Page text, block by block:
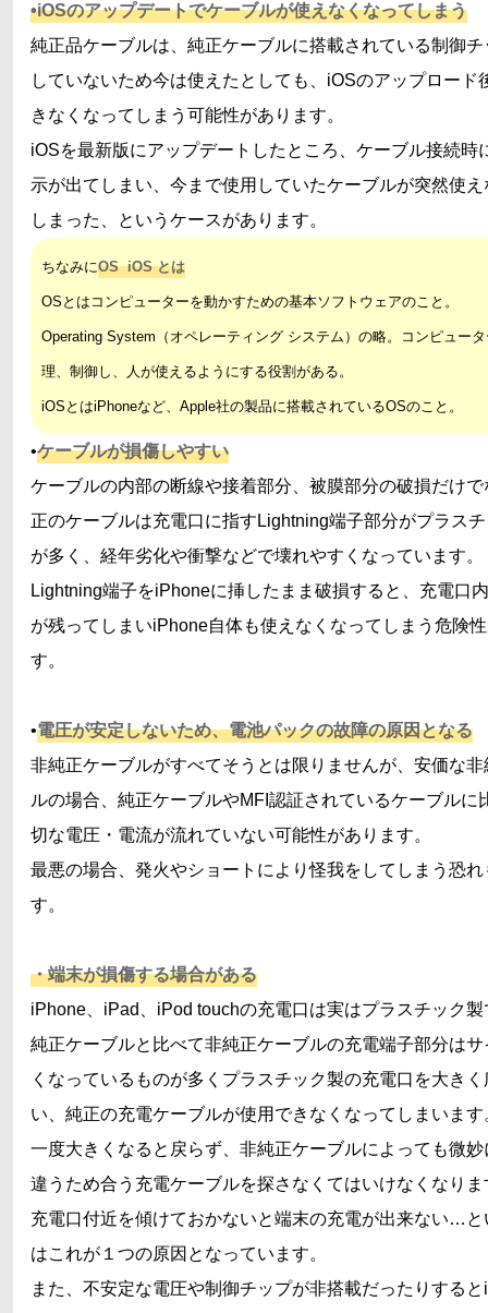
•iOSのアップデートでケーブルが使えなくなってしまう
純正品ケーブルは、純正ケーブルに搭載されている制御
していないため今は使えたとしても、iOSのアップロード
きなくなってしまう可能性があります。
iOSを最新版にアップデートしたところ、ケーブル接続時
示が出てしまい、今まで使用していたケーブルが突然使
しまった、というケースがあります。
ちなみにOS iOS とは
OSとはコンピューターを動かすための基本ソフトウェアのこと。
Operating System（オペレーティング システム）の略。コンピュー
理、制御し、人が使えるようにする役割がある。
iOSとはiPhoneなど、Apple社の製品に搭載されているOSのこと。
•ケーブルが損傷しやすい
ケーブルの内部の断線や接着部分、被膜部分の破損だけ
正のケーブルは充電口に指すLightning端子部分がプラス
が多く、経年劣化や衝撃などで壊れやすくなっています。
Lightning端子をiPhoneに挿したまま破損すると、充電口
が残ってしまいiPhone自体も使えなくなってしまう危険
す。
•電圧が安定しないため、電池パックの故障の原因となる
非純正ケーブルがすべてそうとは限りませんが、安価な
ルの場合、純正ケーブルやMFI認証されているケーブルに
切な電圧・電流が流れていない可能性があります。
最悪の場合、発火やショートにより怪我をしてしまう恐れ
す。
・端末が損傷する場合がある
iPhone、iPad、iPod touchの充電口は実はプラスチック製
純正ケーブルと比べて非純正ケーブルの充電端子部分は
くなっているものが多くプラスチック製の充電口を大き
い、純正の充電ケーブルが使用できなくなってしまいます
一度大きくなると戻らず、非純正ケーブルによっても微
違うため合う充電ケーブルを探さなくてはいけなくなりま
充電口付近を傾けておかないと端末の充電が出来ない…と
はこれが１つの原因となっています。
また、不安定な電圧や制御チップが非搭載だったりする